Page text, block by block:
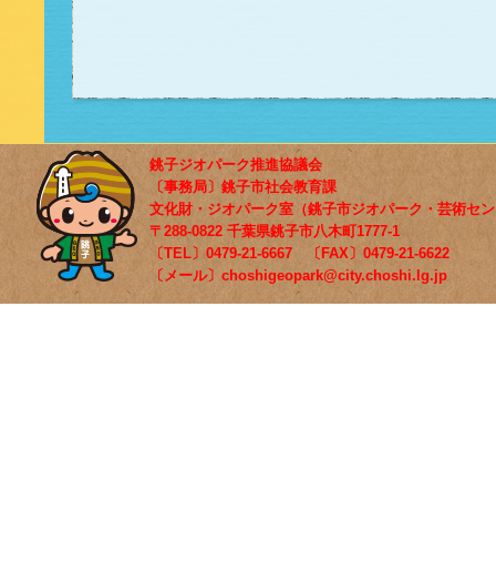
銚子ジオパーク推進協議会
〔事務局〕銚子市社会教育課
文化財・ジオパーク室（銚子市ジオパーク・芸術セ
〒288-0822 千葉県銚子市八木町1777-1
〔TEL〕0479-21-6667 〔FAX〕0479-21-6622
〔メール〕choshigeopark@city.choshi.lg.jp